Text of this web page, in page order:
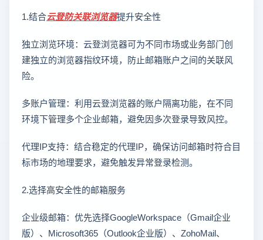
1.结合云登防关联浏览器提升安全性
独立浏览环境：云登浏览器可为不同市场或业务部门创
建独立的浏览器指纹环境，防止邮箱账户之间的关联风
险。
多账户管理：利用云登浏览器的账户隔离功能，在不同
环境下管理多个企业邮箱，避免因多次登录导致风控。
代理IP支持：结合稳定的代理IP，确保访问邮箱时符合目
标市场的地理要求，避免触发异常登录检测。
2.选择高安全性的邮箱服务
企业级邮箱：优先选择GoogleWorkspace（Gmail企业
版）、Microsoft365（Outlook企业版）、ZohoMail、